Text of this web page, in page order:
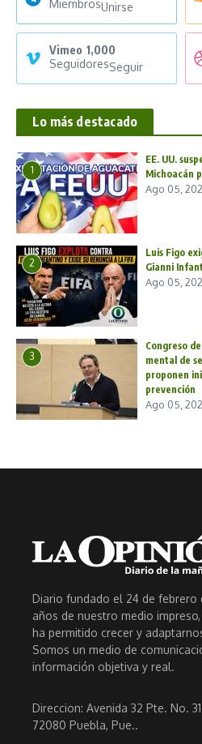
MiembrosUnirse
Vimeo 1,000
SeguidoresSeguir
Lo más destacado
1
EE. UU.
Michoacán
Ago 05,
2
Luis Figo
Gianni
Ago 05,
3
Congreso
mental de
proponen
prevención
Ago 05,
Diario fundado el 24 de febrero
años de nuestro medio
ha permitido crecer y
Somos un medio de
información objetiva y real.
Direccion: Avenida 32 Pte. No.
72080 Puebla, Pue..